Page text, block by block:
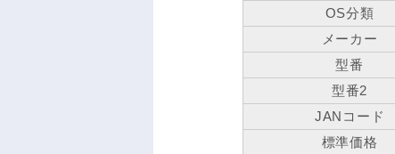
OS分類
メーカー
型番
型番2
JANコード
標準価格